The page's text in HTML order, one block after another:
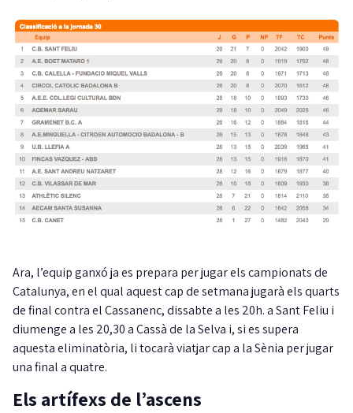
Ara, l’equip ganxó ja es prepara per jugar els campionats de
Catalunya, en el qual aquest cap de setmana jugarà els quarts
de final contra el Cassanenc, dissabte a les 20h. a Sant Feliu i
diumenge a les 20,30 a Cassà de la Selva i, si es supera
aquesta eliminatòria, li tocarà viatjar cap a la Sènia per jugar
una final a quatre.
Els artífexs de l’ascens